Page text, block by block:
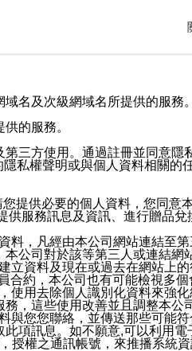
名及次級網域名所提供的服
的服務。
三方使用。通過註冊並同意隱
私權聲明或與個人資料相關的
提供必要的個人資料，您同意
服務訊息及資訊、進行贈品
，凡經由本公司網站連結至
公司對於該等第三人或連結網
資料及現在或過去在網站上
約，本公司也有可能檢視多個
用去除個人識別化資料來強
，這些使用改善並且調整本公
您您聯絡，並傳送那些可能
項訊息。如不願意,可以利用電
權之通訊帳號，來推播系統